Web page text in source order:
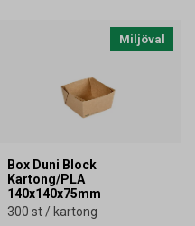
Miljöval
Box Duni Block
Kartong/PLA
140x140x75mm
300 st / kartong